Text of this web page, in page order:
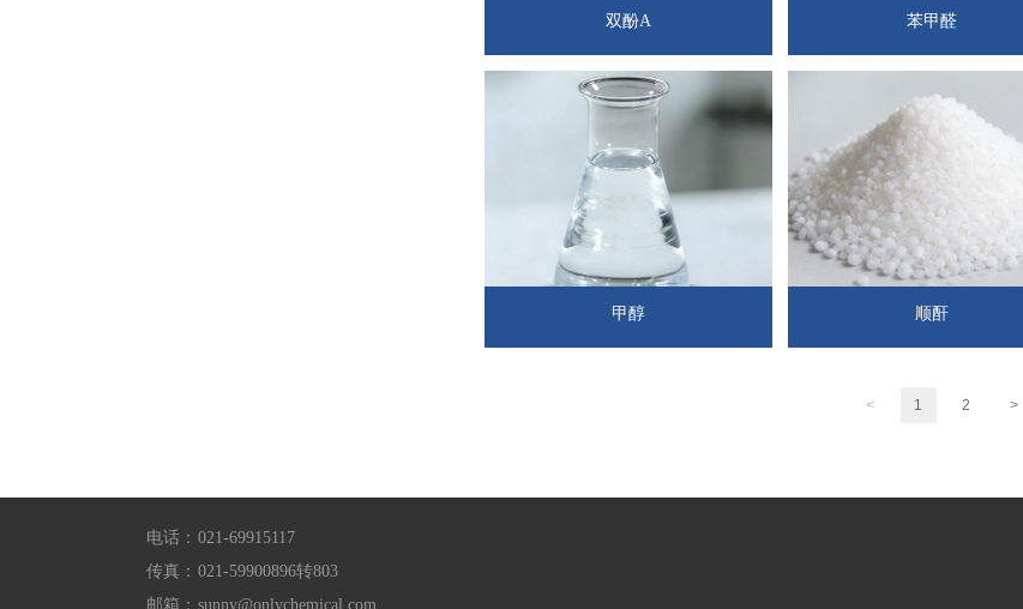
双酚A 苯甲醛
甲醇 顺酐
< 1 2 >
电话： 021-69915117
传真： 021-59900896转803
邮箱： sunny@onlychemical.com